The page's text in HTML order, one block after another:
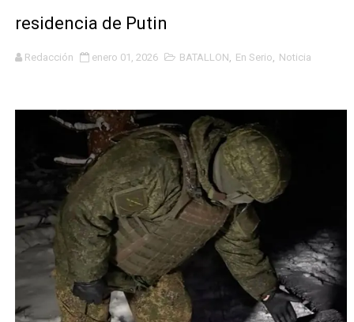
residencia de Putin
Redacción enero 01, 2026 BATALLON, En Serio, Noticia